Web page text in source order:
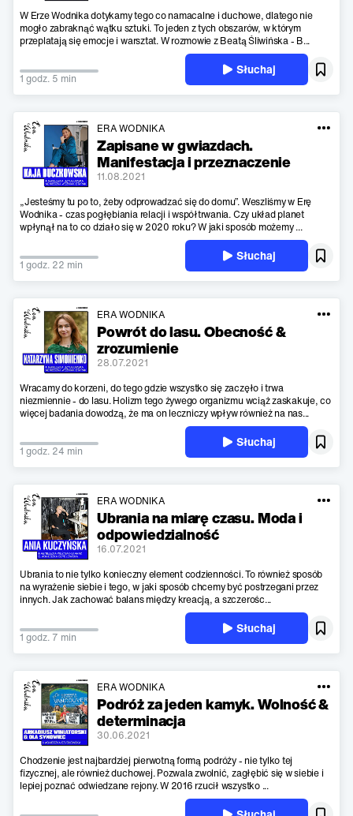
W Erze Wodnika dotykamy tego co namacalne i duchowe, dlatego nie
mogło zabraknąć wątku sztuki. To jeden z tych obszarów, w którym
przeplatają się emocje i warsztat. W rozmowie z Beatą Śliwińska - B...
1 godz. 5 min
Słuchaj
ERA WODNIKA
Zapisane w gwiazdach.
Manifestacja i przeznaczenie
11.08.2021
„Jesteśmy tu po to, żeby odprowadzać się do domu”. Weszliśmy w Erę
Wodnika - czas pogłębiania relacji i współtrwania. Czy układ planet
wpłynął na to co działo się w 2020 roku? W jaki sposób możemy ...
1 godz. 22 min
Słuchaj
ERA WODNIKA
Powrót do lasu. Obecność &
zrozumienie
28.07.2021
Wracamy do korzeni, do tego gdzie wszystko się zaczęło i trwa
niezmiennie - do lasu. Holizm tego żywego organizmu wciąż zaskakuje, co
więcej badania dowodzą, że ma on leczniczy wpływ również na nas...
1 godz. 24 min
Słuchaj
ERA WODNIKA
Ubrania na miarę czasu. Moda i
odpowiedzialność
16.07.2021
Ubrania to nie tylko konieczny element codzienności. To również sposób
na wyrażenie siebie i tego, w jaki sposób chcemy być postrzegani przez
innych. Jak zachować balans między kreacją, a szczerośc...
1 godz. 7 min
Słuchaj
ERA WODNIKA
Podróż za jeden kamyk. Wolność &
determinacja
30.06.2021
Chodzenie jest najbardziej pierwotną formą podróży - nie tylko tej
fizycznej, ale również duchowej. Pozwala zwolnić, zagłębić się w siebie i
lepiej poznać odwiedzane rejony. W 2016 rzucił wszystko ...